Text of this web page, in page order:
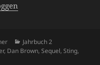
Kategorien
Jahrbuch 2
, Dan Brown,Sequel,Sting,